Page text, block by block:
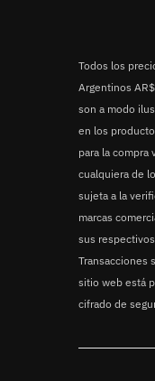
Todos los
Argentinos
son a modo
en los
para la compra
cualquiera de
sujeta a la
marcas
sus
Transacciones
sitio web está
cifrado de